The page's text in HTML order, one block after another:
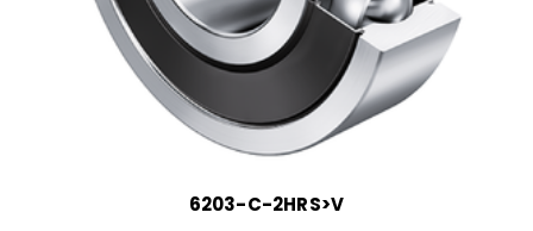
6203-C-2HRS>V